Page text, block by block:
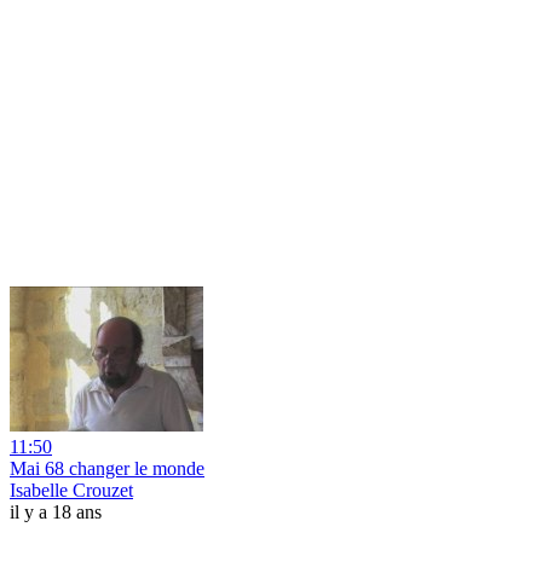
11:50
Mai 68 changer le monde
Isabelle Crouzet
il y a 18 ans